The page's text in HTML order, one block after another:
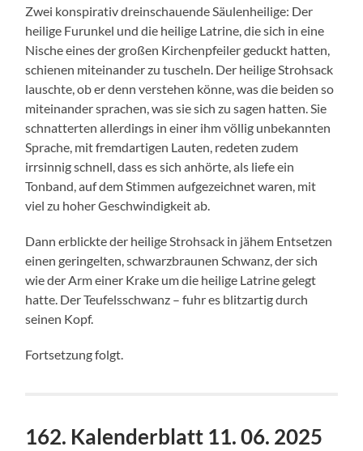
Zwei konspirativ dreinschauende Säulenheilige: Der
heilige Furunkel und die heilige Latrine, die sich in eine
Nische eines der großen Kirchenpfeiler geduckt hatten,
schienen miteinander zu tuscheln. Der heilige Strohsack
lauschte, ob er denn verstehen könne, was die beiden so
miteinander sprachen, was sie sich zu sagen hatten. Sie
schnatterten allerdings in einer ihm völlig unbekannten
Sprache, mit fremdartigen Lauten, redeten zudem
irrsinnig schnell, dass es sich anhörte, als liefe ein
Tonband, auf dem Stimmen aufgezeichnet waren, mit
viel zu hoher Geschwindigkeit ab.
Dann erblickte der heilige Strohsack in jähem Entsetzen
einen geringelten, schwarzbraunen Schwanz, der sich
wie der Arm einer Krake um die heilige Latrine gelegt
hatte. Der Teufelsschwanz – fuhr es blitzartig durch
seinen Kopf.
Fortsetzung folgt.
162. Kalenderblatt 11. 06. 2025